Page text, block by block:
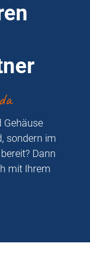
Gehäuse
sondern im
Dann
mit Ihrem